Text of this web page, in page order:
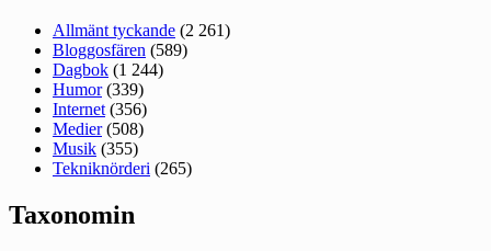
Allmänt tyckande (2 261)
Bloggosfären (589)
Dagbok (1 244)
Humor(339)
Internet (356)
Medier(508)
Musik (355)
Tekniknörderi (265)
Taxonomin